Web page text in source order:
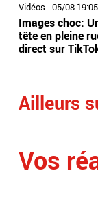
Vidéos -05/08 19:05
Images choc:
tête en pleine
direct sur
Ailleurs
Vos